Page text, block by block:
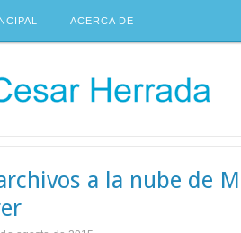
ACERCA DE
a la nube de